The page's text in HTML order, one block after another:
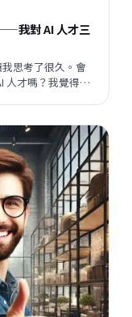
我對 AI 人才三
思考了很久。會
人才嗎？我覺得這